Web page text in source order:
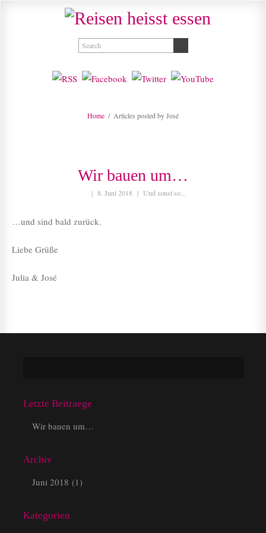
Home / Articles posted by José
Wir bauen um…
| 8. Juni 2018 | Und sonst so...
…und sind bald zurück.
Liebe Grüße
Julia & José
Letzte Beitraege
Wir bauen um…
Archiv
Juni 2018 (1)
Kategorien